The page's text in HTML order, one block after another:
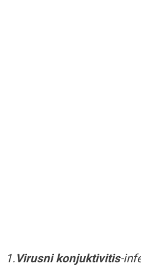
1.Virusni konjuktivitis-